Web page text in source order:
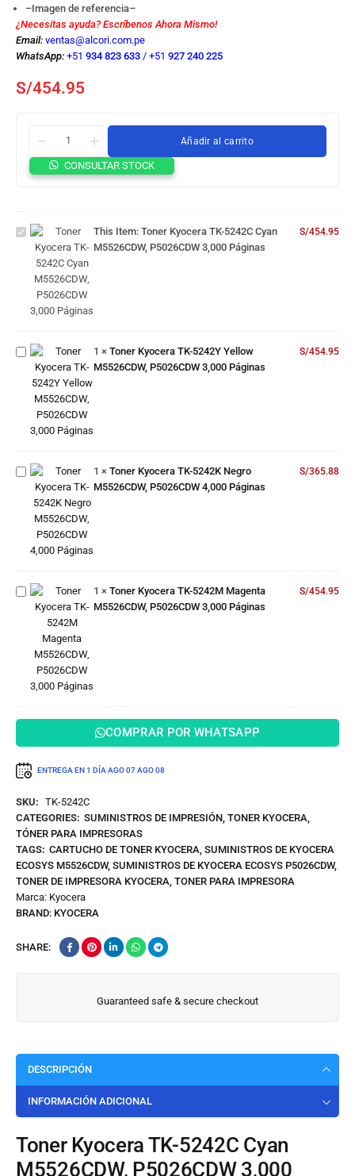
–Imagen de referencia–
¿Necesitas ayuda? Escríbenos Ahora Mismo!
Email: ventas@alcori.com.pe
WhatsApp: +51 934 823 633 / +51 927 240 225
S/454.95
Añadir al carrito
CONSULTAR STOCK
Toner
M5526CDW,
P5026CDW
This Item: Toner Kyocera TK-5242C Cyan
M5526CDW, P5026CDW 3,000 Páginas
S/454.95
Kyocera TK-
5242Y
Yellow
M5526CDW,
P5026CDW
3,000
Páginas
1 × Toner Kyocera TK-5242Y Yellow
M5526CDW, P5026CDW 3,000 Páginas
S/454.95
Kyocera TK-
5242K
Negro
M5526CDW,
P5026CDW
4,000
Páginas
1 × Toner Kyocera TK-5242K Negro
M5526CDW, P5026CDW 4,000 Páginas
S/365.88
Kyocera TK-
5242M
Magenta
M5526CDW,
P5026CDW
Páginas
1 × Toner Kyocera TK-5242M Magenta
M5526CDW, P5026CDW 3,000 Páginas
S/454.95
COMPRAR POR WHATSAPP
ENTREGA EN 1 DÍA AGO 07AGO 08
SKU: TK-5242C
CATEGORIES: SUMINISTROS DE IMPRESIÓN, TONER KYOCERA,
TÓNER PARA IMPRESORAS
TAGS: CARTUCHO DE TONER KYOCERA, SUMINISTROS DE KYOCERA
ECOSYS M5526CDW, SUMINISTROS DE KYOCERA ECOSYS P5026CDW,
TONER DE IMPRESORA KYOCERA, TONER PARA IMPRESORA
Marca: Kyocera
BRAND: KYOCERA
SHARE:
Guaranteed safe & secure checkout
DESCRIPCIÓN
INFORMACIÓN ADICIONAL
Toner Kyocera TK-5242C Cyan
M5526CDW, P5026CDW 3,000